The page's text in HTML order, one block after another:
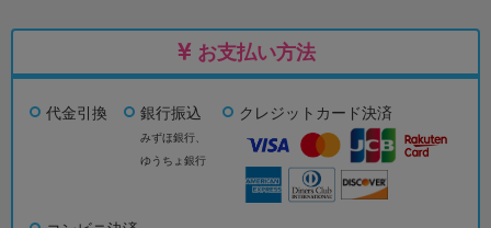
お支払い方法
代金引換 銀行振込
みずほ銀行、
ゆうちょ銀行
クレジットカード決済